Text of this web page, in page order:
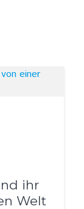
ihr
Welt